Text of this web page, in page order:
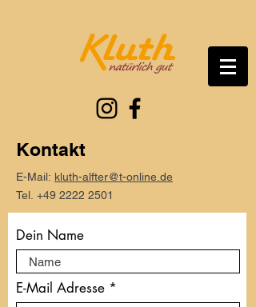
Kontakt
E-Mail: kluth-alfter@t-online.de
Tel. +49 2222 2501
Dein Name
E-Mail Adresse